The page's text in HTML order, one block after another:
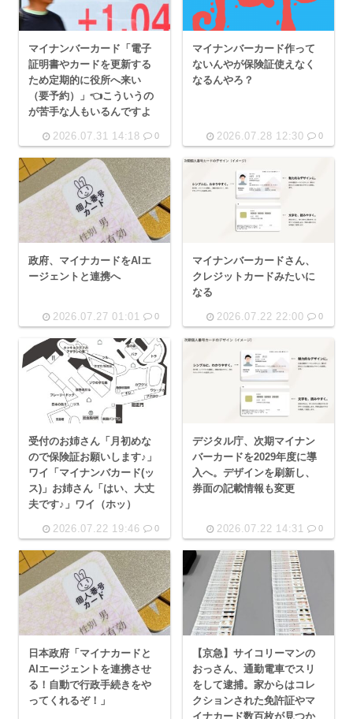
マイナンバーカード「電子
証明書やカードを更新する
ため定期的に役所へ来い
（要予約）」👈こういうの
が苦手な人もいるんですよ
2026.07.31 14:18 0
マイナンバーカード作って
ないんやが保険証使えなく
なるんやろ？
2026.07.28 12:30 0
政府、マイナカードをAIエ
ージェントと連携へ
2026.07.27 01:01 0
マイナンバーカードさん、
クレジットカードみたいに
なる
2026.07.22 22:00 0
受付のお姉さん「月初めな
ので保険証お願いします♪」
ワイ「マイナンバカード(ッ
ス)」お姉さん「はい、大丈
夫です♪」ワイ（ホッ）
2026.07.22 19:46 0
デジタル庁、次期マイナン
バーカードを2029年度に導
入へ。デザインを刷新し、
券面の記載情報も変更
2026.07.22 14:31 0
日本政府「マイナカードと
AIエージェントを連携させ
る！自動で行政手続きをや
ってくれるぞ！」
【京急】サイコリーマンの
おっさん、通勤電車でスリ
をして逮捕。家からはコレ
クションされた免許証やマ
イナカード数百枚が見つか